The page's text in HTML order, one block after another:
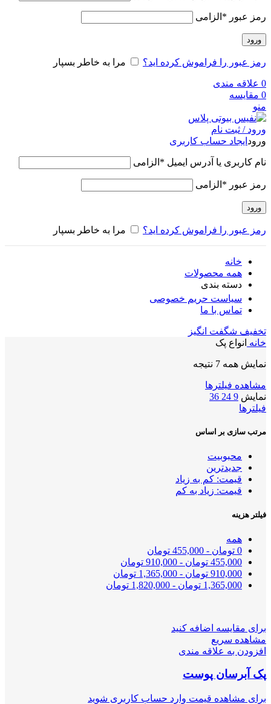
رمز عبور * الزامی
ورود
رمز عبور را فراموش کرده اید؟ مرا به خاطر بسپار
0 علاقه مندی
0 مقایسه
منو
ورود / ثبت نام
ورود ایجاد حساب کاربری
نام کاربری یا آدرس ایمیل * الزامی
رمز عبور * الزامی
ورود
رمز عبور را فراموش کرده اید؟ مرا به خاطر بسپار
خانه
همه محصولات
دسته بندی
سیاست حریم خصوصی
تماس با ما
تخفیف شگفت انگیز
خانه انواع پک
نمایش همه 7 نتیجه
مشاهده فیلترها
نمایش 9
24
36
فیلترها
مرتب سازی بر اساس
محبوبیت
جدیدترین
قیمت: کم به زیاد
قیمت: زیاد به کم
فیلتر هزینه
همه
0 تومان -
455,000 تومان
455,000 تومان -
910,000 تومان
910,000 تومان -
1,365,000 تومان
1,365,000 تومان -
1,820,000 تومان
برای مقایسه اضافه کنید
مشاهده سریع
افزودن به علاقه مندی
پک آبرسان پوست
برای مشاهده قیمت وارد حساب کاربری شوید